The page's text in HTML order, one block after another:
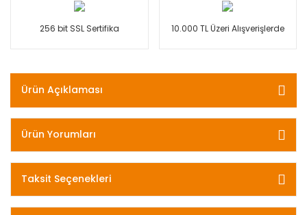
256 bit SSL Sertifika 10.000 TL Üzeri Alışverişlerde
Ürün Açıklaması
Ürün Yorumları
Taksit Seçenekleri